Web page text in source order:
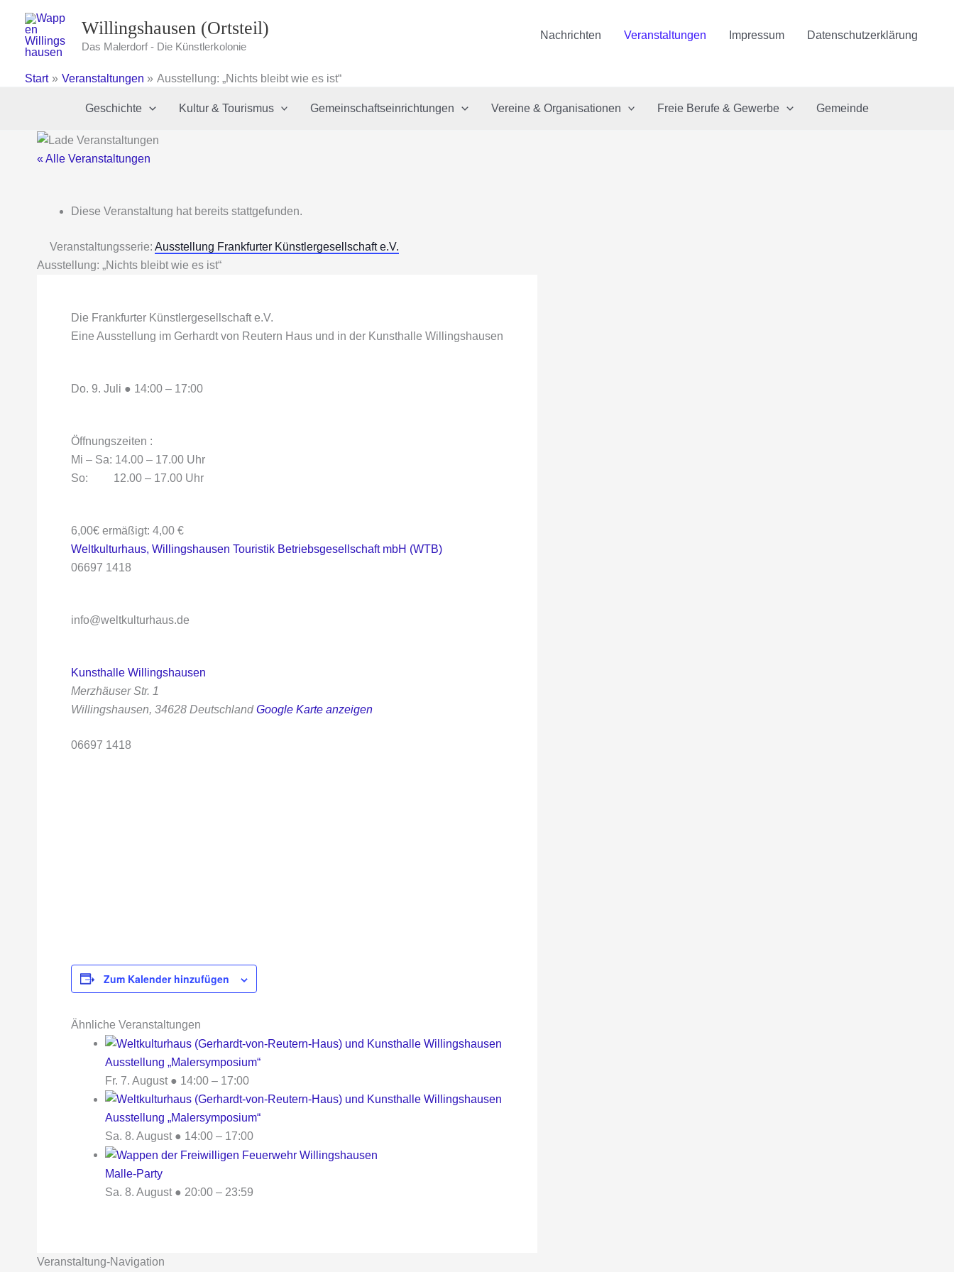
Inhalt
springen
Willingshausen (Ortsteil)
Das Malerdorf - Die Künstlerkolonie
Nachrichten Veranstaltungen Impressum Datenschutzerklärung
Start Veranstaltungen Ausstellung: „Nichts bleibt wie es ist“
Geschichte Kultur & Tourismus Gemeinschaftseinrichtungen Vereine & Organisationen Freie Berufe & Gewerbe Gemeinde
« Alle Veranstaltungen
Diese Veranstaltung hat bereits stattgefunden.
Veranstaltungsserie: Ausstellung Frankfurter Künstlergesellschaft e.V.
Ausstellung: „Nichts bleibt wie es ist“
Die Frankfurter Künstlergesellschaft e.V.
Eine Ausstellung im Gerhardt von Reutern Haus und in der Kunsthalle Willingshausen
Do. 9. Juli ● 14:00 – 17:00
Öffnungszeiten :
Mi – Sa: 14.00 – 17.00 Uhr
So: 12.00 – 17.00 Uhr
6,00€ ermäßigt: 4,00 €
Weltkulturhaus, Willingshausen Touristik Betriebsgesellschaft mbH (WTB)
06697 1418
info@weltkulturhaus.de
Kunsthalle Willingshausen
Merzhäuser Str. 1
Willingshausen, 34628 Deutschland Google Karte anzeigen
06697 1418
Zum Kalender hinzufügen
Ähnliche Veranstaltungen
Ausstellung „Malersymposium“
Fr. 7. August ● 14:00 – 17:00
Ausstellung „Malersymposium“
Sa. 8. August ● 14:00 – 17:00
Malle-Party
Sa. 8. August ● 20:00 – 23:59
Veranstaltung-Navigation